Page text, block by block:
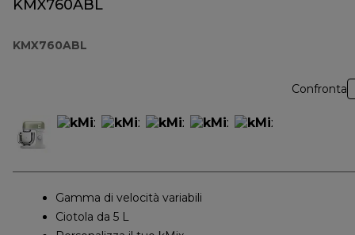
KMX760ABL
KMX760ABL
Confronta
Gamma di velocità variabili
Ciotola da 5 L